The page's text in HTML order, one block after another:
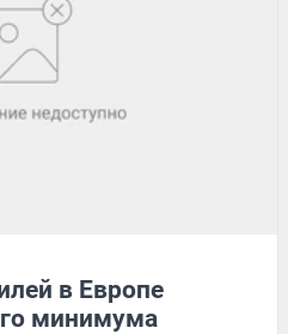
в Европе
минимума